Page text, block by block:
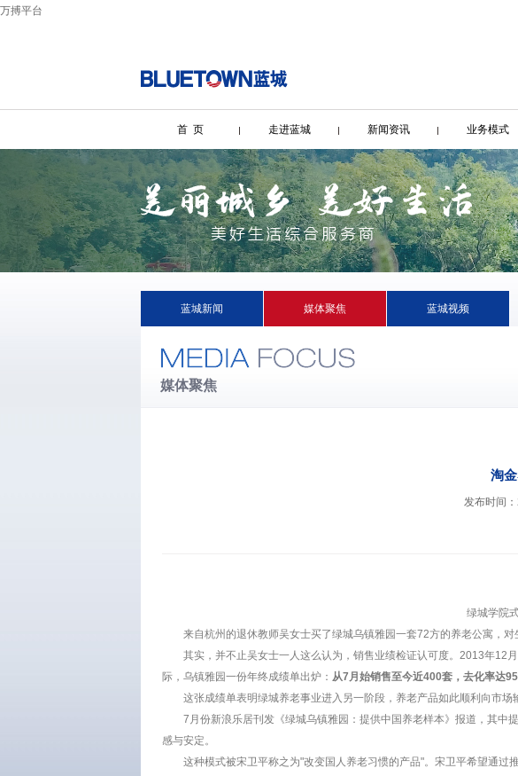
万搏平台
首 页 走进蓝城 新闻资讯 业务模式
蓝城新闻 媒体聚焦 蓝城视频
媒体聚焦
淘
发布时间
绿城学院
来自杭州的退休教师吴女士买了绿城乌镇雅园一套72方的养老公寓，
其实，并不止吴女士一人这么认为，销售业绩检证认可度。2013年12
际，乌镇雅园一份年终成绩单出炉： 从7月始销售至今近400套，去化率达
这张成绩单表明绿城养老事业进入另一阶段，养老产品如此顺利向市场
7月份新浪乐居刊发《绿城乌镇雅园：提供中国养老样本》报道，其中
感与安定。
这种模式被宋卫平称之为"改变国人养老习惯的产品"。宋卫平希望通过